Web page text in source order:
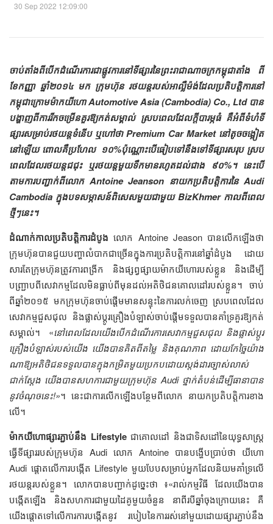
30 Sep 2022 12:09:00
ចាប់​តាំង​ពី​បើក​ដំណើរការ​ជា​ផ្លូវ​ការ​នៅ​ទីផ្សារ​នៃ​ព្រះរាជាណាចក្រ​កម្ពុជា​តាំង​ ពី​
ខែ​កញ្ញា​​ ឆ្នាំ​២០១៤​ មក​​ ក្រុមហ៊ុន ​​រថយន្ត​របស់​អាល្លឺម៉ង់​ដែល​ប្រតិបត្តិការ​នៅ​
កម្ពុជា​ក្រោម​ម៉ាក​យីហោ Automotive Asia (Cambodia) Co., Ltd ​បាន​
បង្ហាញ​ពី​ការ​រីក​ចម្រើន​គួរ​ឱ្យ​កត់​សម្គាល់​ ស្រប​ពេល​ដែល​ក្ដី​បារម្ភ​ធំ គឺ​អំពី​​ទំហំ​ទី
ផ្សារ​សម្រាប់​រថយន្ត​ទំនើប ឬ​ហៅ​ថា​ Premium Car Market​ នៅ​តូច​​ចង្អៀត​
នៅ​ឡើយ​ ពោល​គឺ​ប្រហែល ​ ១០%​ប៉ុណ្ណោះ​បើ​ធៀប​ទៅ​នឹង​ទៅ​ទីផ្សារ​សរុប​ ស្រប​
ពេល​ដែល​រថយន្ត​ជជុះ​ ឬ​រថយន្ត​មួយ​ទឹក​មាន​រហូត​ដល់​ជាង​ ៩០%។ នេះ​បើ​
តាម​ការ​បញ្ជាក់​ពី​លោក Antoine Jeanson នាយក​ប្រតិបត្តិការ​នៃ Audi
Cambodia​ ក្នុង​បទ​សម្ភាសន៍​ពិសេស​មួយ​​ជា​មួយ​ BizKhmer កាល​ពី​ពេល​
ថ្មីៗ​នេះ។
ដំណាក់​កាល​ប្រតិបត្តិការ​ដំបូង​ លោក​ Antoine Jeason ​បាន​លើក​ឡើង​ថា​
ក្រុមហ៊ុន​បាន​ជួយ​បញ្ហា​លំបាក​ជា​ច្រើន​ក្នុង​ការ​ប្រតិបត្តិការ​នៅ​ឆ្នាំ​ដំបូង​​ ដោយ​
សារ​តែ​ក្រុមហ៊ុន​ត្រូវ​ការ​​ពង្រីក​ និង​ផ្សព្វផ្សាយ​ម៉ាក​យីហោ​របស់​ខ្លួន​​​​ និង​ដើម្បី​​
បញ្ជ្រាប​​ពី​សេវាកម្ម​​ដែល​មិន​ធ្លាប់​ពី​មុន​​ដល់​អតិថិជន​គោលដៅ​របស់​ខ្លួន។ ​ចាប់​
ពី​ឆ្នាំ​​២០១៥​ មក​ក្រុមហ៊ុន​ចាប់​ផ្ដើម​មាន​សន្ទុះ​នៃ​ការ​លក់​ចេញ​ ស្រប​ពេល​ដែល​
សេវាកម្ម​ជួសជុល​​ ​និង​ផ្លាស់ប្ដូរ​គ្រឿង​បំឡាស់​ចាប់​ផ្ដើម​ទទួល​បាន​គាំទ្រ​គួរ​ឱ្យ​កត់​
សម្គាល់។ ​ «នៅ​ពេល​ដែល​យើង​បើក​ដំណើរការ​​​សេវាកម្ម​ជួសជុល​ និង​ផ្លាស់ប្ដូរ​
គ្រឿង​បំឡាស់​របស់​​យើង ​យើង​បាន​គិត​ពី​តម្លៃ​ និង​គុណភាព​ ដោយ​កែច្នៃ​យ៉ាង​
ណា​ឱ្យ​អតិថិជន​​ទទួល​បាន​ក្នុង​កម្រិត​មួយ​ប្រកប​ដោយ​ស្តង់ដារ​ច្បាស់លាស់​​ ​
ជាក់​ស្ដែង​ យើង​បាន​​សហការ​​ជា​មួយ​ក្រុមហ៊ុន​ Audi ថ្នាក់​តំបន់​ដើម្បី​ធានា​បាន​
នូវ​​ចំណុច​នេះ!»។ នេះ​ជា​ការ​លើក​ឡើង​បន្ថែម​ពី​លោក​ នាយក​ប្រតិបត្តិការ​​ខាង​
លើ។ ​
ម៉ាក​យីហោ​ផ្សារភ្ជាប់​នឹង​ Lifestyle​ជា​គោលដៅ​ និង​ជា​ទិស​ដៅ​នៃ​យុទ្ធសាស្ត្រ​
ធ្វើ​ទីផ្សារ​​របស់​ក្រុមហ៊ុន​ Audi​ លោក​ Antoine ​បាន​បង្ហើប​ប្រាប់​ថា​​ យីហោ​
Audi ផ្ដោត​លើ​ការ​បង្កើត​​ Lifestyle ​មួយ​បែប​​សម្រាប់​អ្នក​ដែល​និយម​គាំទ្រ​លើ​
រថយន្ត​របស់​ខ្លួន។ ​លោក​បាន​បញ្ជាក់​ដូច្នេះ​ថា​ ៖«រាល់​កម្មវិធី​​ ​ដែល​យើង​បាន​
បង្កើត​ឡើង​ និង​សហការ​ជា​មួយ​ដៃ​គូ​មួយ​ចំនួន នា​ពីរ​បី​ឆ្នាំ​ចុង​ក្រោយ​នេះ​ គឺ​
យើង​ផ្ដោត​ទៅ​លើ​ការ​ការ​បង្កើត​នូវ​ របៀប​នៃ​ការ​រស់​នៅ​មួយ​ដោយ​ផ្សារភ្ជាប់​នឹង​